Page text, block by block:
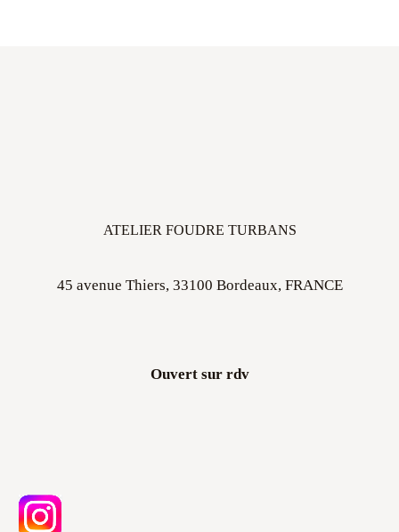
ATELIER FOUDRE TURBANS
45 avenue Thiers, 33100 Bordeaux, FRANCE
Ouvert sur rdv